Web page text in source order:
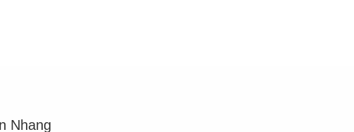
Nhang